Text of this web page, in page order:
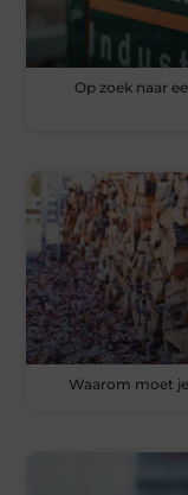
Op zoek naar
Waarom moet